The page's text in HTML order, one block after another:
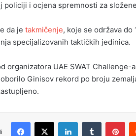
policiji i ocjena spremnosti za
da je takmičenje, koje se održava do
specijalizovanih taktičkih jedinica.
organizatora UAE SWAT
Ginisov rekord po broju